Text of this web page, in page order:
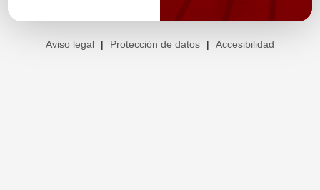
Aviso legal | Protección de datos | Accesibilidad